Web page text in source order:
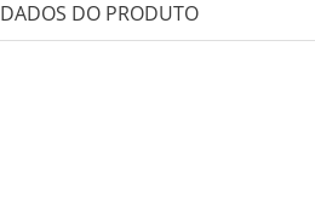
DADOS DO PRODUTO